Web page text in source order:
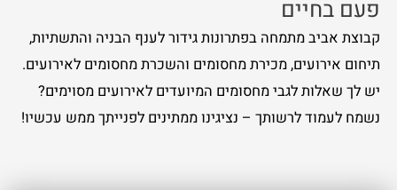
פעם בחיים
קבוצת אביב מתמחה בפתרונות גידור לענף הבניה והתשתיות,
תיחום אירועים, מכירת מחסומים והשכרת מחסומים לאירועים.
יש לך שאלות לגבי מחסומים המיועדים לאירועים מסוימים?
נשמח לעמוד לרשותך – נציגינו ממתינים לפנייתך ממש עכשיו!